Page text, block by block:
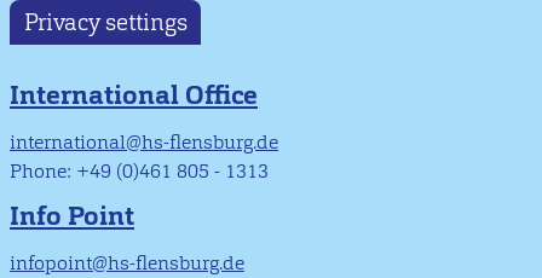
Privacy settings
International Office
international@hs-flensburg.de
Phone: +49 (0)461 805 - 1313
Info Point
infopoint@hs-flensburg.de